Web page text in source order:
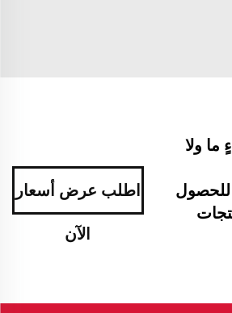
ولا
للحصول
اطلب عرض أسعار
الآن